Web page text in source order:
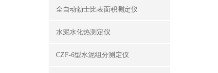
全自动勃士比表面积测定仪
水泥水化热测定仪
CZF-6型水泥组分测定仪